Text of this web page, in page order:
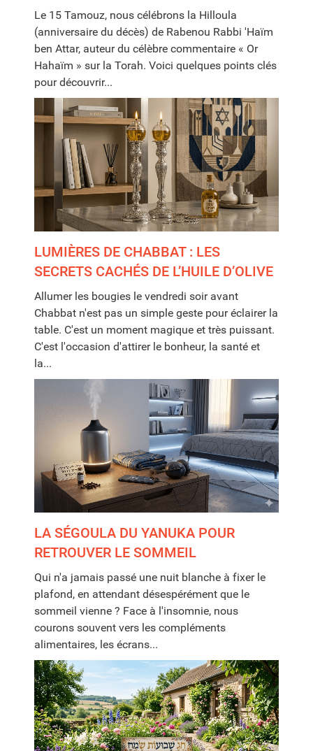
Le 15 Tamouz, nous célébrons la Hilloula
(anniversaire du décès) de Rabenou Rabbi 'Haïm
ben Attar, auteur du célèbre commentaire « Or
Hahaïm » sur la Torah. Voici quelques points clés
pour découvrir...
LUMIÈRES DE CHABBAT : LES
SECRETS CACHÉS DE L’HUILE D’OLIVE
Allumer les bougies le vendredi soir avant
Chabbat n'est pas un simple geste pour éclairer la
table. C'est un moment magique et très puissant.
C'est l'occasion d'attirer le bonheur, la santé et
la...
LA SÉGOULA DU YANUKA POUR
RETROUVER LE SOMMEIL
Qui n'a jamais passé une nuit blanche à fixer le
plafond, en attendant désespérément que le
sommeil vienne ? Face à l'insomnie, nous
courons souvent vers les compléments
alimentaires, les écrans...